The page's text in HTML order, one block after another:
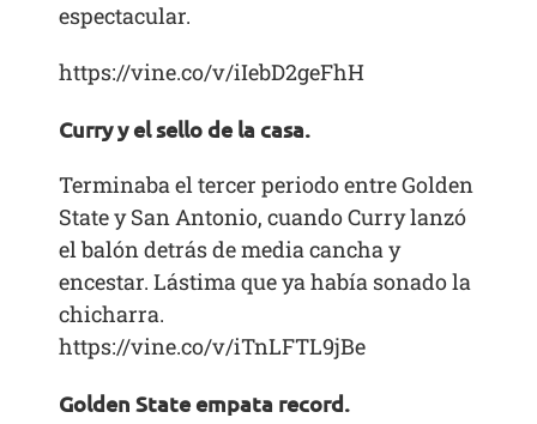
espectacular.
https://vine.co/v/iIebD2geFhH
Curry y el sello de la casa.
Terminaba el tercer periodo entre Golden
State y San Antonio, cuando Curry lanzó
el balón detrás de media cancha y
encestar. Lástima que ya había sonado la
chicharra.
https://vine.co/v/iTnLFTL9jBe
Golden State empata record.